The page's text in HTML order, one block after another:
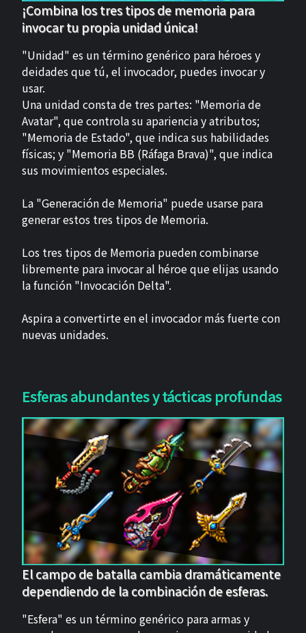
¡Combina los tres tipos de memoria para
invocar tu propia unidad única!
"Unidad" es un término genérico para héroes y
deidades que tú, el invocador, puedes invocar y
usar.
Una unidad consta de tres partes: "Memoria de
Avatar", que controla su apariencia y atributos;
"Memoria de Estado", que indica sus habilidades
físicas; y "Memoria BB (Ráfaga Brava)", que indica
sus movimientos especiales.
La "Generación de Memoria" puede usarse para
generar estos tres tipos de Memoria.
Los tres tipos de Memoria pueden combinarse
libremente para invocar al héroe que elijas usando
la función "Invocación Delta".
Aspira a convertirte en el invocador más fuerte con
nuevas unidades.
Esferas abundantes y tácticas profundas
El campo de batalla cambia dramáticamente
dependiendo de la combinación de esferas.
"Esfera" es un término genérico para armas y